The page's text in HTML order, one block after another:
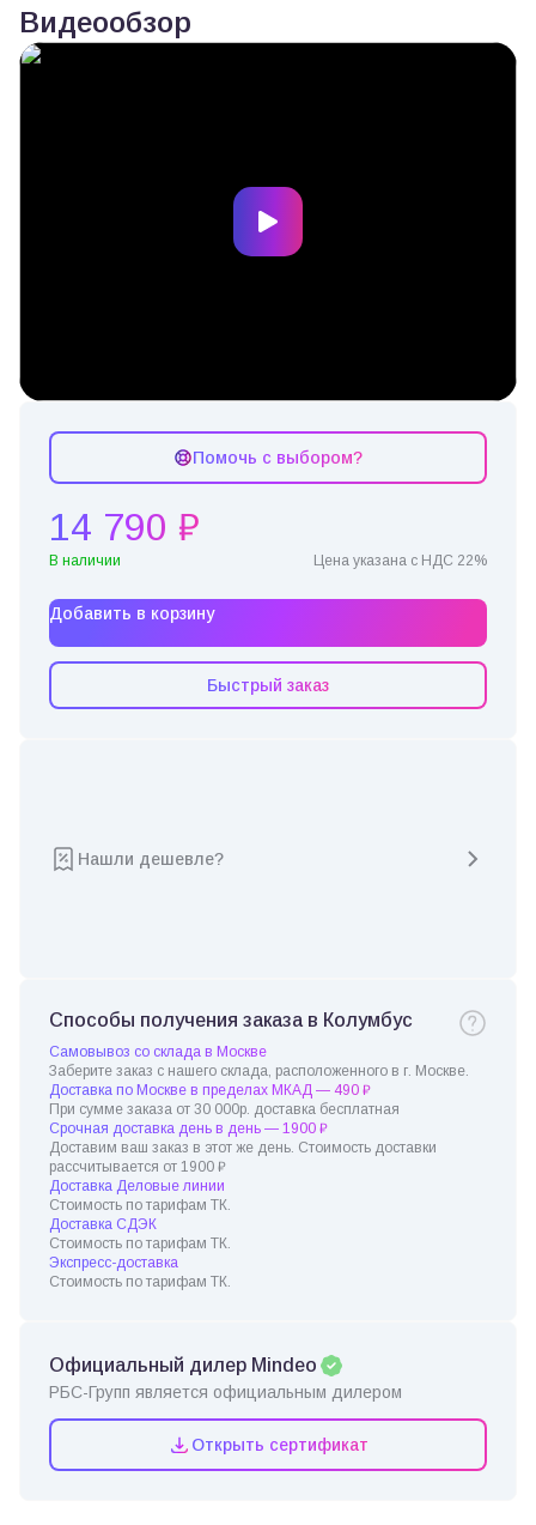
Видеообзор
Помочь с выбором?
14 790 ₽
В наличии Цена указана с НДС 22%
Добавить в корзину
Быстрый заказ
Нашли дешевле?
Способы получения заказа в Колумбус
Самовывоз со склада в Москве
Заберите заказ с нашего склада, расположенного в г. Москве.
Доставка по Москве в пределах МКАД — 490 ₽
При сумме заказа от 30 000р. доставка бесплатная
Срочная доставка день в день — 1900 ₽
Доставим ваш заказ в этот же день. Стоимость доставки
рассчитывается от 1900 ₽
Доставка Деловые линии
Стоимость по тарифам ТК.
Доставка СДЭК
Стоимость по тарифам ТК.
Экспресс-доставка
Стоимость по тарифам ТК.
Официальный дилер Mindeo
РБС-Групп является официальным дилером
Открыть сертификат